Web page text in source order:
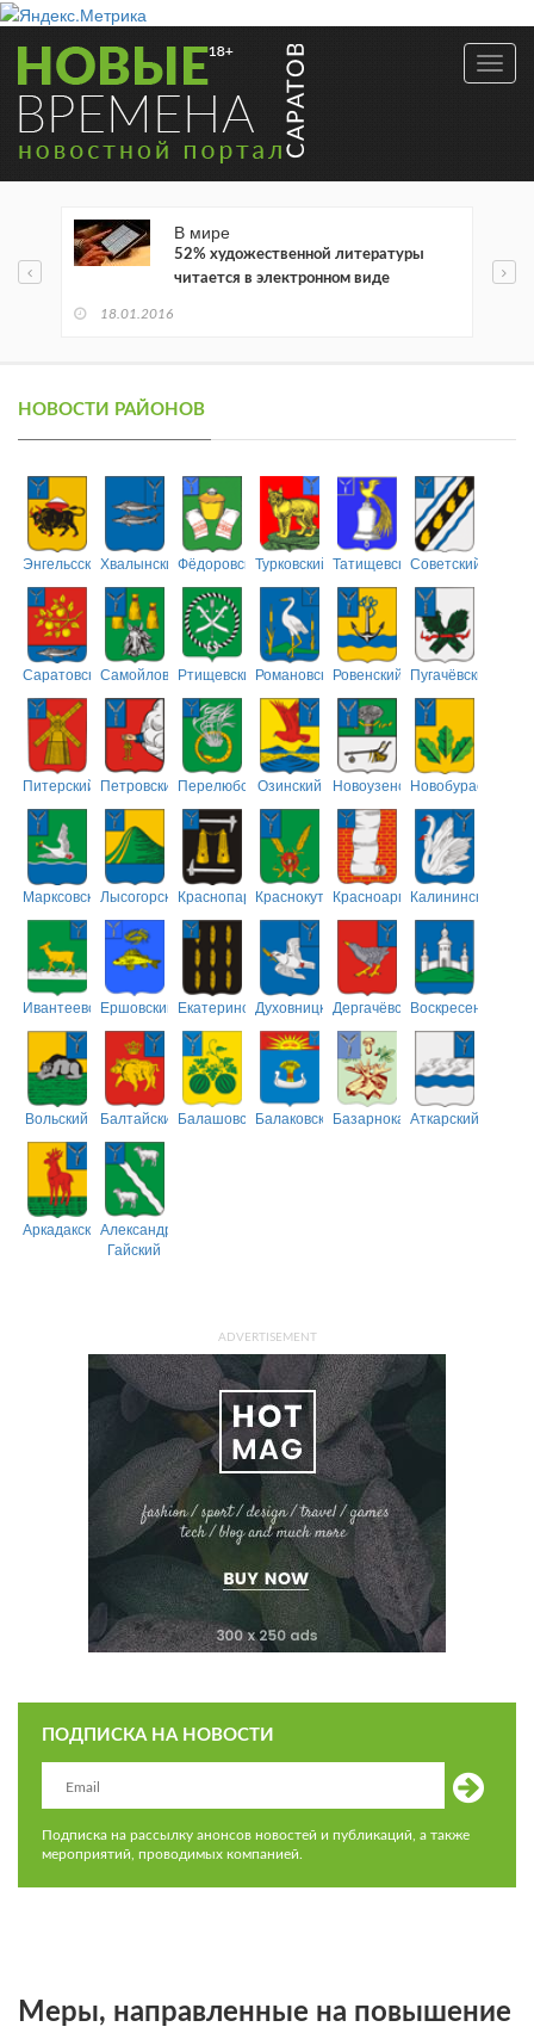
В мире
52% художественной литературы
читается в электронном виде
18.01.2016
НОВОСТИ РАЙОНОВ
ЭнгельсскийХвалынскийФёдоровскийТурковский ТатищевскийСоветский
СаратовскийСамойловскийРтищевскийРомановскийРовенский Пугачёвский
Питерский ПетровскийПерелюбскийОзинский НовоузенскийНовобурасский
МарксовскийЛысогорскийКраснопартизанский
КраснокутскийКрасноармейский
Калининский
ИвантеевскийЕршовский ЕкатериновскийДуховницкийДергачёвскийВоскресенский
Вольский БалтайскийБалашовскийБалаковскийБазарнокарабулакский
Аткарский
АркадакскийАлександрово-
Гайский
ADVERTISEMENT
ПОДПИСКА НА НОВОСТИ
Подписка на рассылку анонсов новостей и публикаций, а также
мероприятий, проводимых компанией.
Меры, направленные на повышение